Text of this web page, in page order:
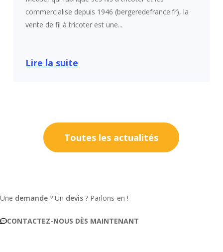
commercialise depuis 1946 (bergeredefrance.fr), la
vente de fil à tricoter est une...
Lire la suite
Toutes les actualités
Une demande ? Un devis ? Parlons-en !
CONTACTEZ-NOUS DÈS MAINTENANT